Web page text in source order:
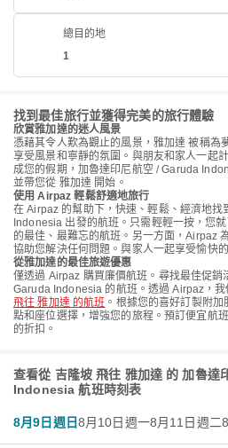
總目的地
1
找到最佳旅行並獲得完美的旅行體驗
欣賞雅加達的迷人風景
憑藉其令人歎為觀止的風景，雅加達 被稱為
享受風景和寧靜的氛圍。與朋友和家人一起
成您的假期，加魯達印尼航空 / Garuda
並帶您從 雅加達 開始。
使用 Airpaz 輕鬆舒適地旅行
在 Airpaz 的幫助下，快速、輕鬆、經濟地
Indonesia 出發的航班。只需輕輕一按，您
的最佳、最難忘的航班。另一方面，Airpaz
協助您解決任何問題。與家人一起享受愉快
從雅加達的最佳旅遊優惠
僅透過 Airpaz 購買廉價航班。尋找最佳促銷
Garuda Indonesia 的航班。透過 Airpaz，
飛往 雅加達 的航班 。根據您的喜好訂製附
點和座位選擇，增強您的旅程。預訂便宜航
的折扣。
查看從 吉隆坡 飛往 雅加達 的 加魯達
Indonesia 航班時刻表
8月9日週日8月10日週一8月11日週二